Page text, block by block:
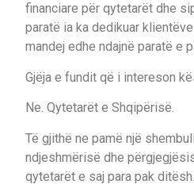
financiare për qytetarët dhe
paratë ia ka dedikuar
mandej edhe ndajnë paratë e
Gjëja e fundit që i intereson
Ne. Qytetarët e Shqipërisë.
Të gjithë ne pamë një
ndjeshmërisë dhe
qytetarët e saj para pak ditësh.